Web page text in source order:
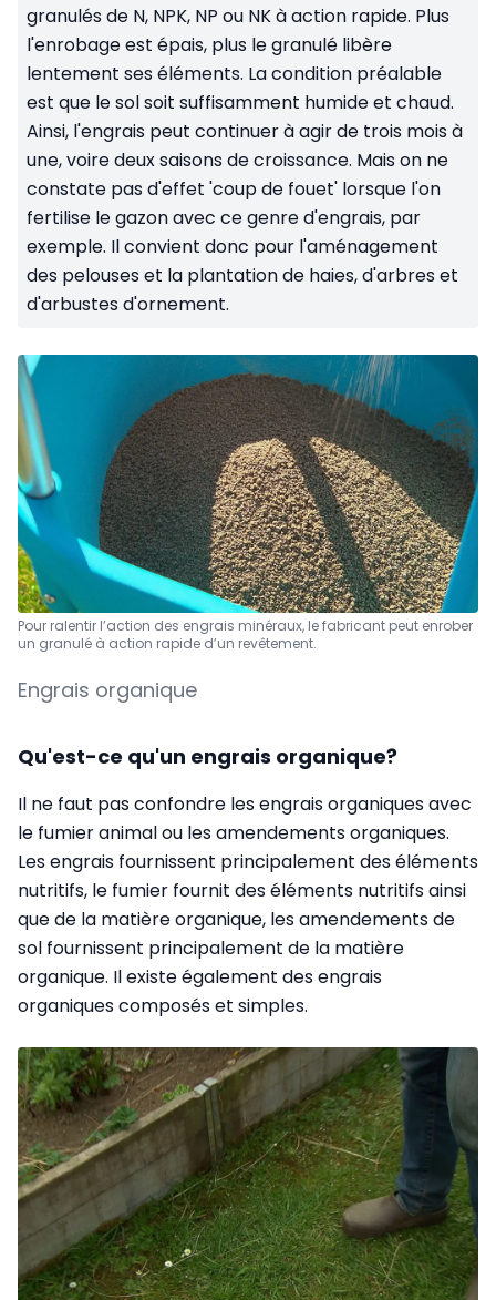
granulés de N, NPK, NP ou NK à action rapide. Plus
l'enrobage est épais, plus le granulé libère
lentement ses éléments. La condition préalable
est que le sol soit suffisamment humide et chaud.
Ainsi, l'engrais peut continuer à agir de trois mois à
une, voire deux saisons de croissance. Mais on ne
constate pas d'effet 'coup de fouet' lorsque l'on
fertilise le gazon avec ce genre d'engrais, par
exemple. Il convient donc pour l'aménagement
des pelouses et la plantation de haies, d'arbres et
d'arbustes d'ornement.
Pour ralentir l’action des engrais minéraux, le fabricant peut enrober
un granulé à action rapide d’un revêtement.
Engrais organique
Qu'est-ce qu'un engrais organique?
Il ne faut pas confondre les engrais organiques avec
le fumier animal ou les amendements organiques.
Les engrais fournissent principalement des éléments
nutritifs, le fumier fournit des éléments nutritifs ainsi
que de la matière organique, les amendements de
sol fournissent principalement de la matière
organique. Il existe également des engrais
organiques composés et simples.